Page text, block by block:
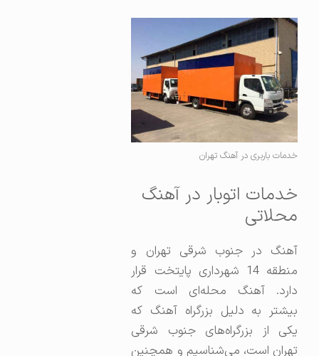
خدمات باربری در آهنگ تهران
خدمات اتوبار در آهنگ
محلاتی
آهنگ در جنوب شرقی تهران و
منطقه 14 شهرداری پایتخت قرار
دارد. آهنگ محله‌ای است که
بیشتر به دلیل بزرگراه آهنگ که
یکی از بزرگراه‌های جنوب شرقی
تهران است، می‌شناسیم و همچنین